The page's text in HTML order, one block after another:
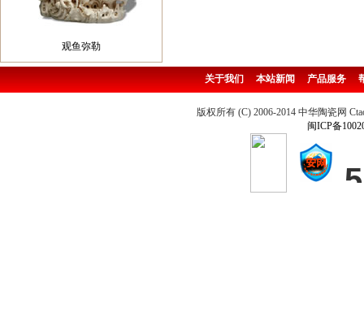
观鱼弥勒
关于我们 本站新闻 产品服务
版权所有 (C) 2006-2014 中华陶瓷网
闽ICP备